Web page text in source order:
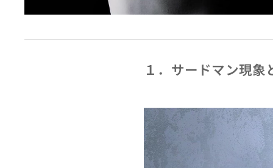
１．サードマン現象